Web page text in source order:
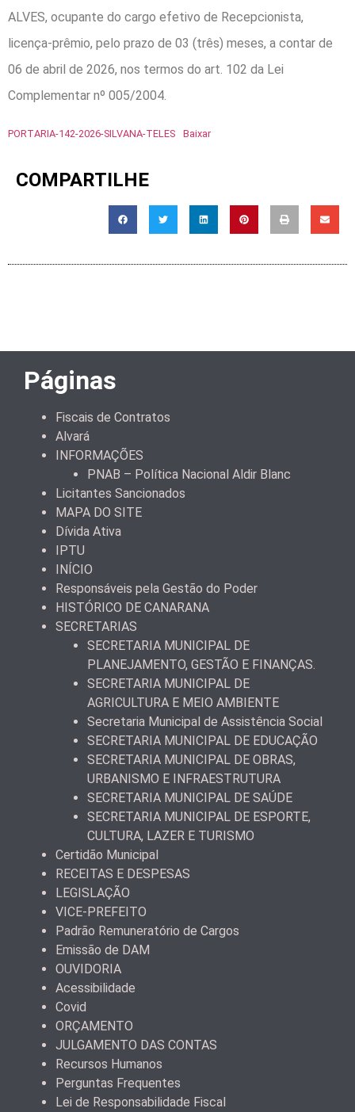
ALVES, ocupante do cargo efetivo de Recepcionista,
licença-prêmio, pelo prazo de 03 (três) meses, a contar de
06 de abril de 2026, nos termos do art. 102 da Lei
Complementar nº 005/2004.
PORTARIA-142-2026-SILVANA-TELES Baixar
COMPARTILHE
Páginas
Fiscais de Contratos
Alvará
INFORMAÇÕES
PNAB – Política Nacional Aldir Blanc
Licitantes Sancionados
MAPA DO SITE
Dívida Ativa
IPTU
INÍCIO
Responsáveis pela Gestão do Poder
HISTÓRICO DE CANARANA
SECRETARIAS
SECRETARIA MUNICIPAL DE
PLANEJAMENTO, GESTÃO E FINANÇAS.
SECRETARIA MUNICIPAL DE
AGRICULTURA E MEIO AMBIENTE
Secretaria Municipal de Assistência Social
SECRETARIA MUNICIPAL DE EDUCAÇÃO
SECRETARIA MUNICIPAL DE OBRAS,
URBANISMO E INFRAESTRUTURA
SECRETARIA MUNICIPAL DE SAÚDE
SECRETARIA MUNICIPAL DE ESPORTE,
CULTURA, LAZER E TURISMO
Certidão Municipal
RECEITAS E DESPESAS
LEGISLAÇÃO
VICE-PREFEITO
Padrão Remuneratório de Cargos
Emissão de DAM
OUVIDORIA
Acessibilidade
Covid
ORÇAMENTO
JULGAMENTO DAS CONTAS
Recursos Humanos
Perguntas Frequentes
Lei de Responsabilidade Fiscal